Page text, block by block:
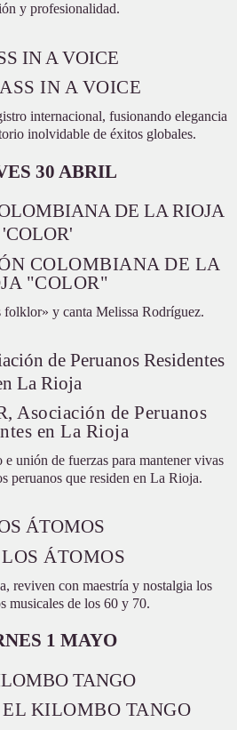
y profesionalidad.
IN A VOICE
internacional, fusionando elegancia
inolvidable de éxitos globales.
30 ABRIL
COLOMBIANA DE LA
"COLOR"
folklor» y canta Melissa Rodríguez.
Asociación de Peruanos
en La Rioja
unión de fuerzas para mantener vivas
peruanos que residen en La Rioja.
ÁTOMOS
reviven con maestría y nostalgia los
musicales de los 60 y 70.
1 MAYO
KILOMBO TANGO